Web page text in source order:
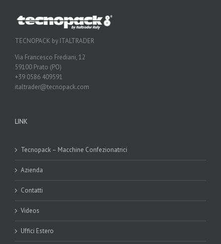
TECNOPACK by ITALTRADER
Via Francesco Frediani, 12
59100 Prato (PO)
+39 0586 409591
italtrader@tecnopack.com
LINK
Tecnopack – Macchine Confezionatrici
Azienda
Contatti
Videos
Uffici Estero